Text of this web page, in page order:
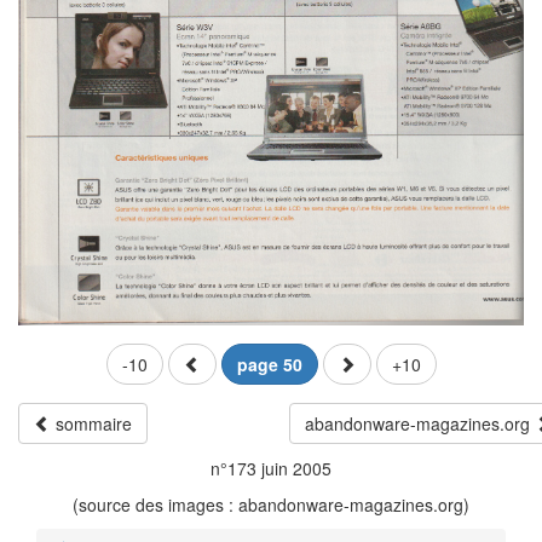
-10 page 50 +10
sommaire
abandonware-magazines.org
n°173 juin 2005
(source des images : abandonware-magazines.org)